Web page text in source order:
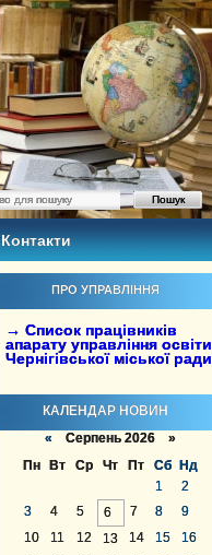
Контакти
ПРО УПРАВЛІННЯ
→ Список працівників
апарату управління освіти
Чернігівської міської ради
КАЛЕНДАР НОВИН
« Серпень 2026 »
Пн
Вт Ср Чт Пт Сб
Нд
1
2
3
4 5 6 7 8
9
10
11 12 13 14 15
16